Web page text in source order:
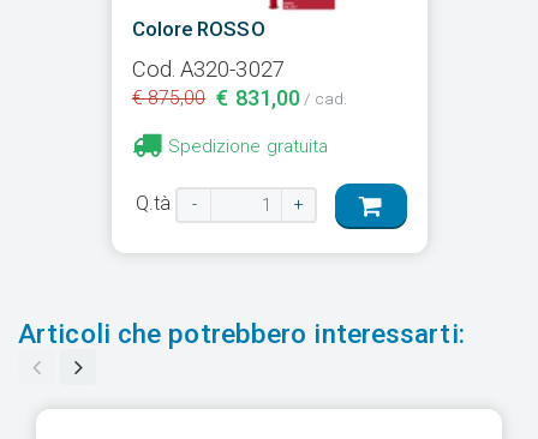
Colore ROSSO
Cod. A320-3027
€ 875,00 € 831,00 / cad.
Spedizione gratuita
Q.tà - +
Articoli che potrebbero interessarti: